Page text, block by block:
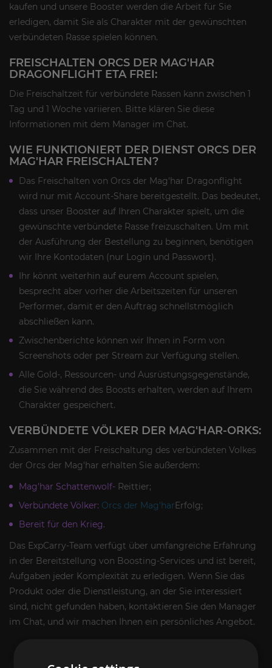
kaufen und unsere Booster werden die Arbeit für Sie
erledigen, damit Sie als Charakter mit der gewünschten
verbündeten Rasse spielen können.
FREISCHALTEN ORCS DER MAG'HAR
DRAGONFLIGHT ETA FREI:
Die Freischaltzeit für verbündete Rassen kann zwischen 1
Tag und 1 Woche variieren. Bitte klären Sie diese
Informationen mit dem Manager im Chat.
WIE FUNKTIONIERT DER DIENST ORCS DER
MAG'HAR FREISCHALTEN?
Das Freischalten von Orcs der Mag'har Dragonflight
wird nur mit Account-Share bereitgestellt. Das bedeutet,
dass unser Booster auf Ihren Charakter spielt, um die
gewünschte verbündete Rasse freizuschalten. Um mit
der Ausführung der Bestellung zu beginnen, benötigen
wir Ihre Kontodaten (nur Login und Passwort).
Ihr könnt weiterhin auf eurem Account spielen,
besprecht aber vorher die Arbeitszeiten für unseren
Performer, damit er den Auftrag schnellstmöglich
abschließen kann.
Zwischenberichte können wir Ihnen in Form von
Screenshots oder per Stream zur Verfügung stellen.
Alle Gold-, Ressourcen- und Ausrüstungsgegenstände,
die Sie während des Boosts erhalten, werden auf Ihrem
Charakter gespeichert.
VERBÜNDETE VÖLKER DER MAG'HAR-ORKS:
Zusammen mit der Freischaltung des verbündeten Volkes
der Orcs der Mag'har erhalten Sie außerdem:
Mag'har Schattenwolf- Reittier;
Verbündete Völker: Orcs der Mag'harErfolg;
Bereit für den Krieg.
Das ExpCarry-Team verfügt über umfangreiche Erfahrung
in der Bereitstellung von Boosting-Services und ist bereit,
Aufgaben jeder Komplexität zu erledigen. Wenn Sie das
Produkt oder die Dienstleistung, an der Sie interessiert
sind, nicht gefunden haben, kontaktieren Sie den Manager
im Chat, und wir machen Ihnen ein persönliches Angebot.